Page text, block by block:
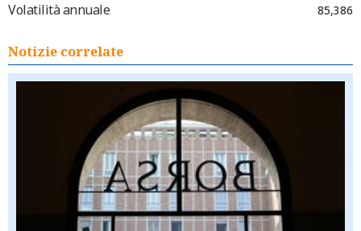
Volatilità annuale 85,386
Notizie correlate